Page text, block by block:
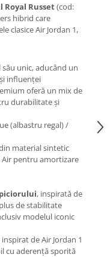
Royal Russet(cod:
hibrid care
clasice Air Jordan 1,
unic, aducând un
influenței
oferă un mix de
durabilitate și
(albastru regal) /
material sintetic
Air pentru amortizare
, inspirată de
de stabilitate
modelul iconic
inspirat de Air Jordan 1
cu aderență sporită